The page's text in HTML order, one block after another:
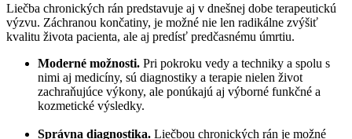
Liečba chronických rán predstavuje aj v dnešnej dobe terapeutickú
výzvu. Záchranou končatiny, je možné nie len radikálne zvýšiť
kvalitu života pacienta, ale aj predísť predčasnému úmrtiu.
Moderné možnosti. Pri pokroku vedy a techniky a spolu s
nimi aj medicíny, sú diagnostiky a terapie nielen život
zachraňujúce výkony, ale ponúkajú aj výborné funkčné a
kozmetické výsledky.
Správna diagnostika. Liečbou chronických rán je možné